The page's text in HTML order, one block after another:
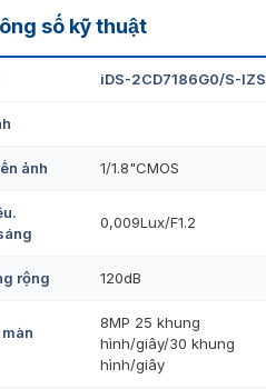
số kỹ thuật
S-IZS
iDS-2CD7186G0/S-IZS
ảnh 1/1.8"CMOS
0,009Lux/F1.2
rộng 120dB
8MP 25 khung
hình/giây/30 khung
hình/giây